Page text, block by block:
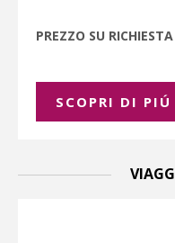
PREZZO SU RICHIESTA
SCOPRI DI PIÚ